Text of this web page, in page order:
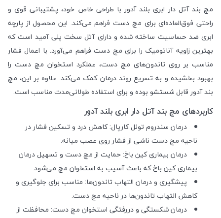
مچ بند آتل دار ابری بلند آدور با طراحی خاص خود، پشتیبانی قوی و
راحتی فوق‌العاده‌ای برای مچ دست فراهم می‌کند. این محصول از پارچه
ابری ضد حساسیت ساخته شده و دارای آتل سخت پلی آمید است که
بهترین زاویه آناتومیک را برای مچ دست فراهم می‌آورد. با اعمال فشار
مناسب بر روی تاندون‌های مچ دست، عملکرد استخوان مچ دست را
بهبود بخشیده و به تسریع روند درمان کمک می‌کند. علاوه بر این، مچ
بند آدور قابل شستشو بوده و برای استفاده طولانی‌مدت مناسب است.
کاربردهای مچ بند آتل دار ابری بلند آدور
درمان سندروم تونل کارپال: کاهش درد و تسکین فشار در
ناحیه مچ دست ناشی از فشار روی عصب میانه.
درمان بیماری کین باخ: حمایت از مچ دست و تسهیل درمان
بیماری کین باخ که باعث آسیب به استخوان مچ می‌شود.
پیشگیری و درمان التهاب تاندون‌ها: مناسب برای جلوگیری و
کاهش التهاب تاندون‌ها در ناحیه مچ دست.
درمان شکستگی و دررفتگی استخوان مچ دست: محافظت از